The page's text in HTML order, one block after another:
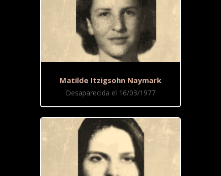
Matilde Itzigsohn Naymark
Desaparecida el 16/03/1977